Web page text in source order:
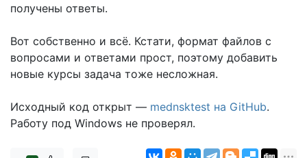
получены ответы.
Вот собственно и всё. Кстати, формат файлов с
вопросами и ответами прост, поэтому добавить
новые курсы задача тоже несложная.
Исходный код открыт — mednsktest на GitHub.
Работу под Windows не проверял.